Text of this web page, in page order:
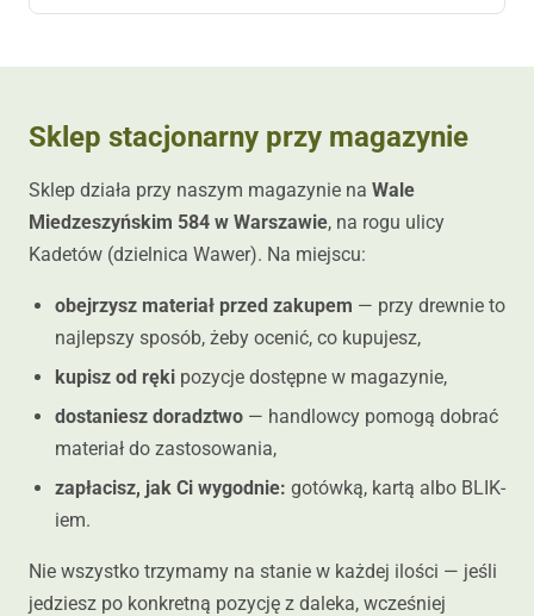
Sklep stacjonarny przy magazynie
Sklep działa przy naszym magazynie na Wale
Miedzeszyńskim 584 w Warszawie, na rogu ulicy
Kadetów (dzielnica Wawer). Na miejscu:
obejrzysz materiał przed zakupem — przy drewnie to
najlepszy sposób, żeby ocenić, co kupujesz,
kupisz od ręki pozycje dostępne w magazynie,
dostaniesz doradztwo — handlowcy pomogą dobrać
materiał do zastosowania,
zapłacisz, jak Ci wygodnie: gotówką, kartą albo BLIK-
iem.
Nie wszystko trzymamy na stanie w każdej ilości — jeśli
jedziesz po konkretną pozycję z daleka, wcześniej